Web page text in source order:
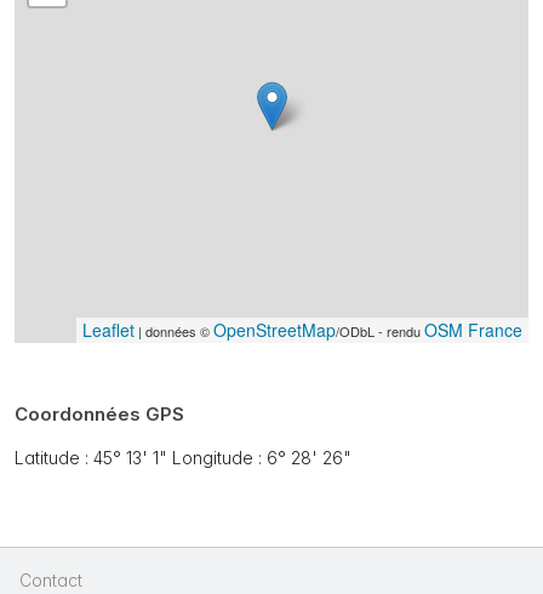
Leaflet | données ©OpenStreetMap/ODbL - renduOSM France
Coordonnées GPS
Latitude : 45° 13' 1" Longitude : 6° 28' 26"
Contact